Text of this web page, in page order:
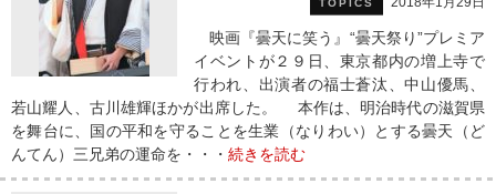
TOPICS
映画『曇天に笑う』“曇天祭り”プレミア
イベントが２９日、東京都内の増上寺で
行われ、出演者の福士蒼汰、中山優馬、
若山耀人、古川雄輝ほかが出席した。 本作は、明治時代の滋賀県
を舞台に、国の平和を守ることを生業（なりわい）とする曇天（ど
んてん）三兄弟の運命を・・・ 続きを読む